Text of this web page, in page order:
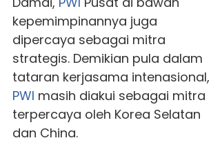
kepemimpinannya juga
dipercaya sebagai mitra
strategis. Demikian pula dalam
tataran kerjasama intenasional,
PWI masih diakui sebagai mitra
terpercaya oleh Korea Selatan
dan China.